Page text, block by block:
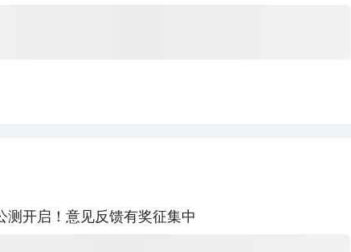
开启！意见反馈有奖征集中